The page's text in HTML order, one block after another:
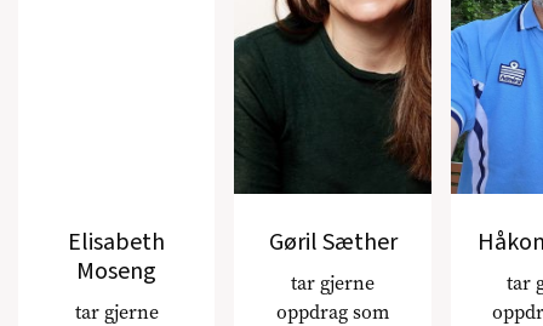
Elisabeth
Moseng
tar gjerne
Gøril Sæther
tar gjerne
oppdrag som
tar